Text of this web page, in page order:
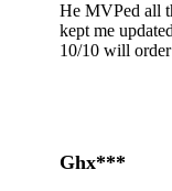
He MVPed all
kept me
10/10 will
Ghx***